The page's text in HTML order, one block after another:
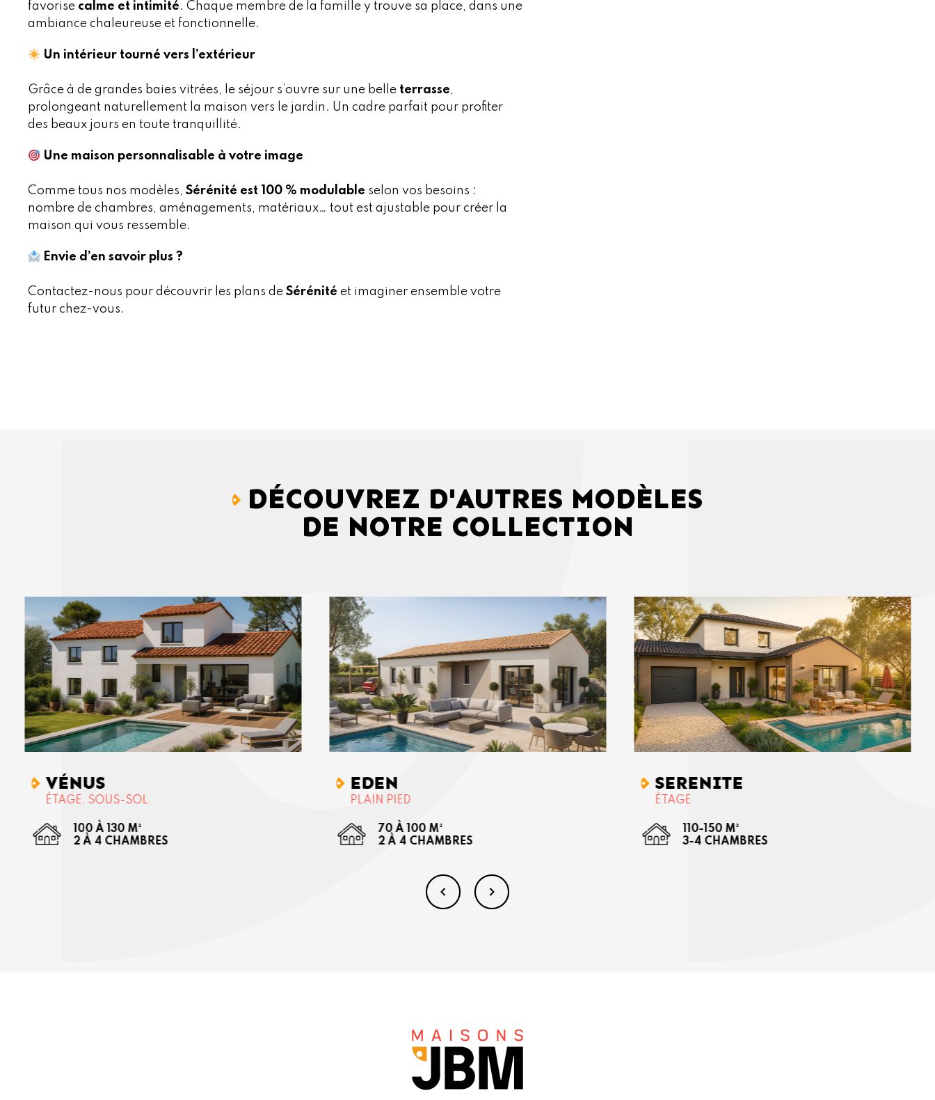
favorise calme et intimité. Chaque membre de la famille y trouve sa place, dans une
ambiance chaleureuse et fonctionnelle.
Un intérieur tourné vers l’extérieur
Grâce à de grandes baies vitrées, le séjour s’ouvre sur une belle terrasse,
prolongeant naturellement la maison vers le jardin. Un cadre parfait pour profiter
des beaux jours en toute tranquillité.
Une maison personnalisable à votre image
Comme tous nos modèles, Sérénité est 100 % modulable selon vos besoins :
nombre de chambres, aménagements, matériaux… tout est ajustable pour créer la
maison qui vous ressemble.
Envie d’en savoir plus ?
Contactez-nous pour découvrir les plans de Sérénité et imaginer ensemble votre
futur chez-vous.
DÉCOUVREZ D'AUTRES MODÈLES
DE NOTRE COLLECTION
VÉNUS
ÉTAGE, SOUS-SOL
100 À 130 M²
2 À 4 CHAMBRES
EDEN
PLAIN PIED
70 À 100 M²
2 À 4 CHAMBRES
SERENITE
ÉTAGE
110-150 M²
3-4 CHAMBRES